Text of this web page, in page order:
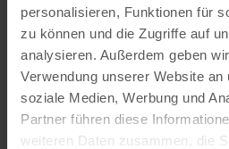
personalisieren, Funktionen für
zu können und die Zugriffe auf
analysieren. Außerdem geben
Verwendung unserer Website
soziale Medien, Werbung und
Partner führen diese
weiteren Daten zusammen, die
Visual Content Creator (m/w/d) –